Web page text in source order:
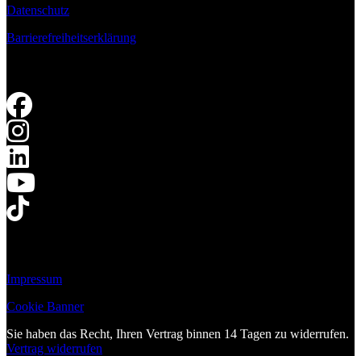
Datenschutz
Barrierefreiheitserklärung
Impressum
Cookie Banner
Sie haben das Recht, Ihren Vertrag binnen 14 Tagen zu widerrufen.
Vertrag widerrufen